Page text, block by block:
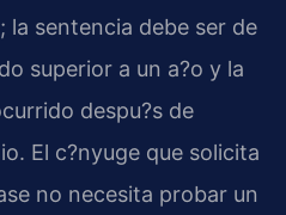
la sentencia debe ser de
superior a un a?o y la
despu?s de
El c?nyuge que solicita
no necesita probar un